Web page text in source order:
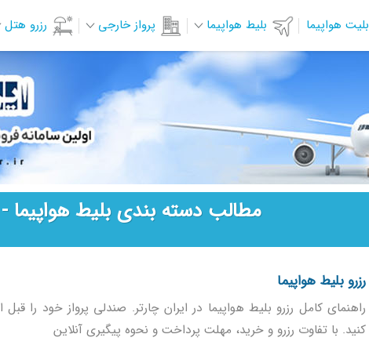
بلیت هواپیما بلیط هواپیما پرواز خارجی رزرو هتل
مطالب دسته بندی بلیط هواپیما -
رزرو بلیط هواپیما
راهنمای کامل رزرو بلیط هواپیما در ایران چارتر. صندلی پرواز خود را
کنید. با تفاوت رزرو و خرید، مهلت پرداخت و نحوه پیگیری آنلاین